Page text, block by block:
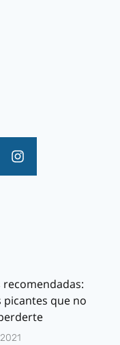
recomendadas:
picantes que no